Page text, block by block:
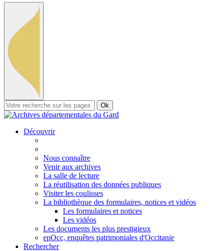
Ok
Découvrir
Nous connaître
Venir aux archives
La salle de lecture
La réutilisation des données publiques
Visiter les coulisses
La bibliothèque des formulaires, notices et vidéos
Les formulaires et notices
Les vidéos
Les documents les plus prestigieux
epOcc, enquêtes patrimoniales d'Occitanie
Rechercher